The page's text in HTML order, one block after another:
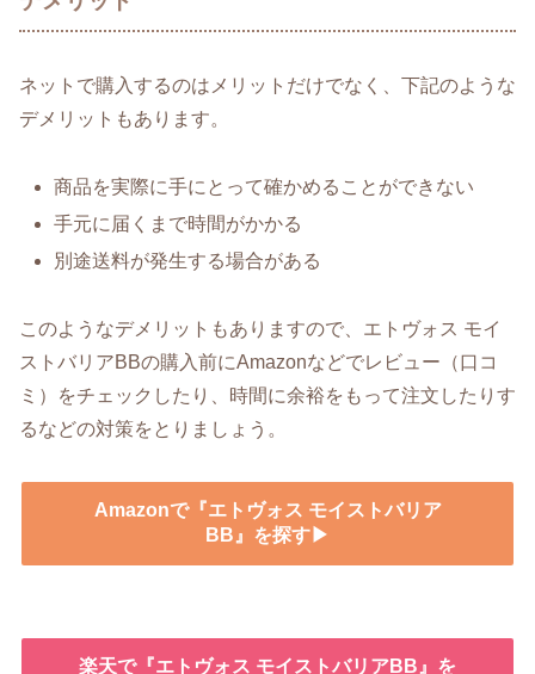
ネットで購入するのはメリットだけでなく、下記のような
デメリットもあります。
商品を実際に手にとって確かめることができない
手元に届くまで時間がかかる
別途送料が発生する場合がある
このようなデメリットもありますので、エトヴォス モイ
ストバリアBBの購入前にAmazonなどでレビュー（口コ
ミ）をチェックしたり、時間に余裕をもって注文したりす
るなどの対策をとりましょう。
Amazonで『エトヴォス モイストバリア
BB』を探す▶
楽天で『エトヴォス モイストバリアBB』を